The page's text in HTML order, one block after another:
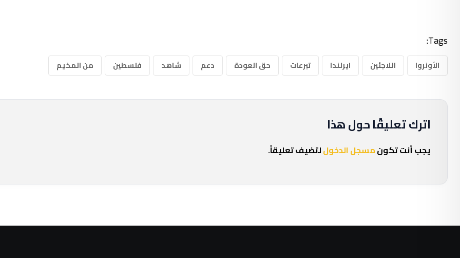
Tags:
الأونروا اللاجئين ايرلندا تبرعات حق العودة دعم شاهد فلسطين من المخيم
اترك تعليقًا حول هذا
يجب أنت تكونمسجل الدخوللتضيف تعليقاً.